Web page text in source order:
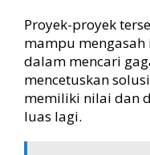
Proyek-proyek
mampu
dalam mencari
mencetuskan
memiliki nilai dan
luas lagi.